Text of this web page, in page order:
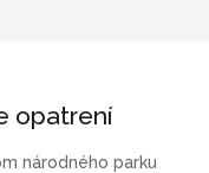
opatrení
národného parku